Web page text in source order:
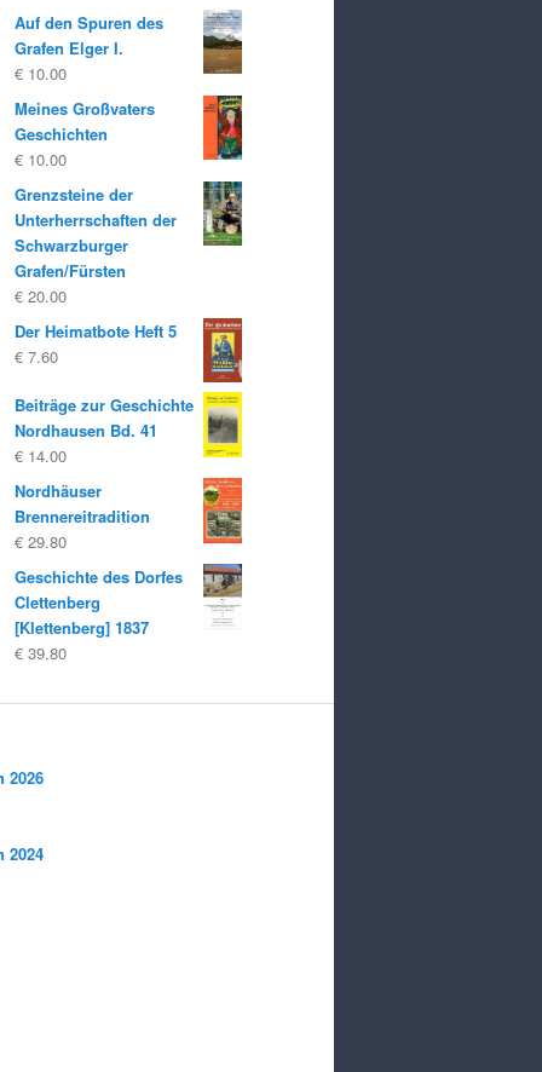
Auf den Spuren des
Grafen Elger I.
€ 10.00
Meines Großvaters
Geschichten
€ 10.00
Grenzsteine der
Unterherrschaften der
Schwarzburger
Grafen/Fürsten
€ 20.00
Der Heimatbote Heft 5
€ 7.60
Beiträge zur Geschichte
Nordhausen Bd. 41
€ 14.00
Nordhäuser
Brennereitradition
€ 29.80
Geschichte des Dorfes
Clettenberg
[Klettenberg] 1837
€ 39.80
2026
2024